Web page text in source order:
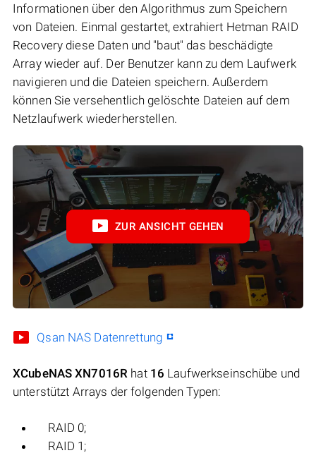
Informationen über den Algorithmus zum Speichern
von Dateien. Einmal gestartet, extrahiert Hetman RAID
Recovery diese Daten und "baut" das beschädigte
Array wieder auf. Der Benutzer kann zu dem Laufwerk
navigieren und die Dateien speichern. Außerdem
können Sie versehentlich gelöschte Dateien auf dem
Netzlaufwerk wiederherstellen.
ZUR ANSICHT GEHEN
Qsan NAS Datenrettung
XCubeNAS XN7016R hat 16 Laufwerkseinschübe und
unterstützt Arrays der folgenden Typen:
RAID 0;
RAID 1;